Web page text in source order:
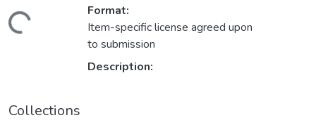
Format:
Item-specific license agreed upon
to submission
Description:
Collections